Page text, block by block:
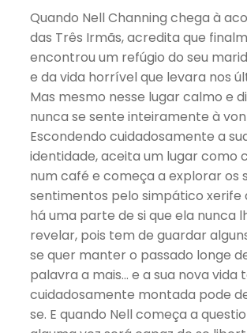
Quando Nell Channing chega à
das Três Irmãs, acredita que
encontrou um refúgio do seu
e da vida horrível que levara nos
Mas mesmo nesse lugar calmo e
nunca se sente inteiramente à
Escondendo cuidadosamente a
identidade, aceita um lugar como
num café e começa a explorar os
sentimentos pelo simpático xerife
há uma parte de si que ela nunca
revelar, pois tem de guardar
se quer manter o passado longe
palavra a mais… e a sua nova vida
cuidadosamente montada pode
se. E quando Nell começa a